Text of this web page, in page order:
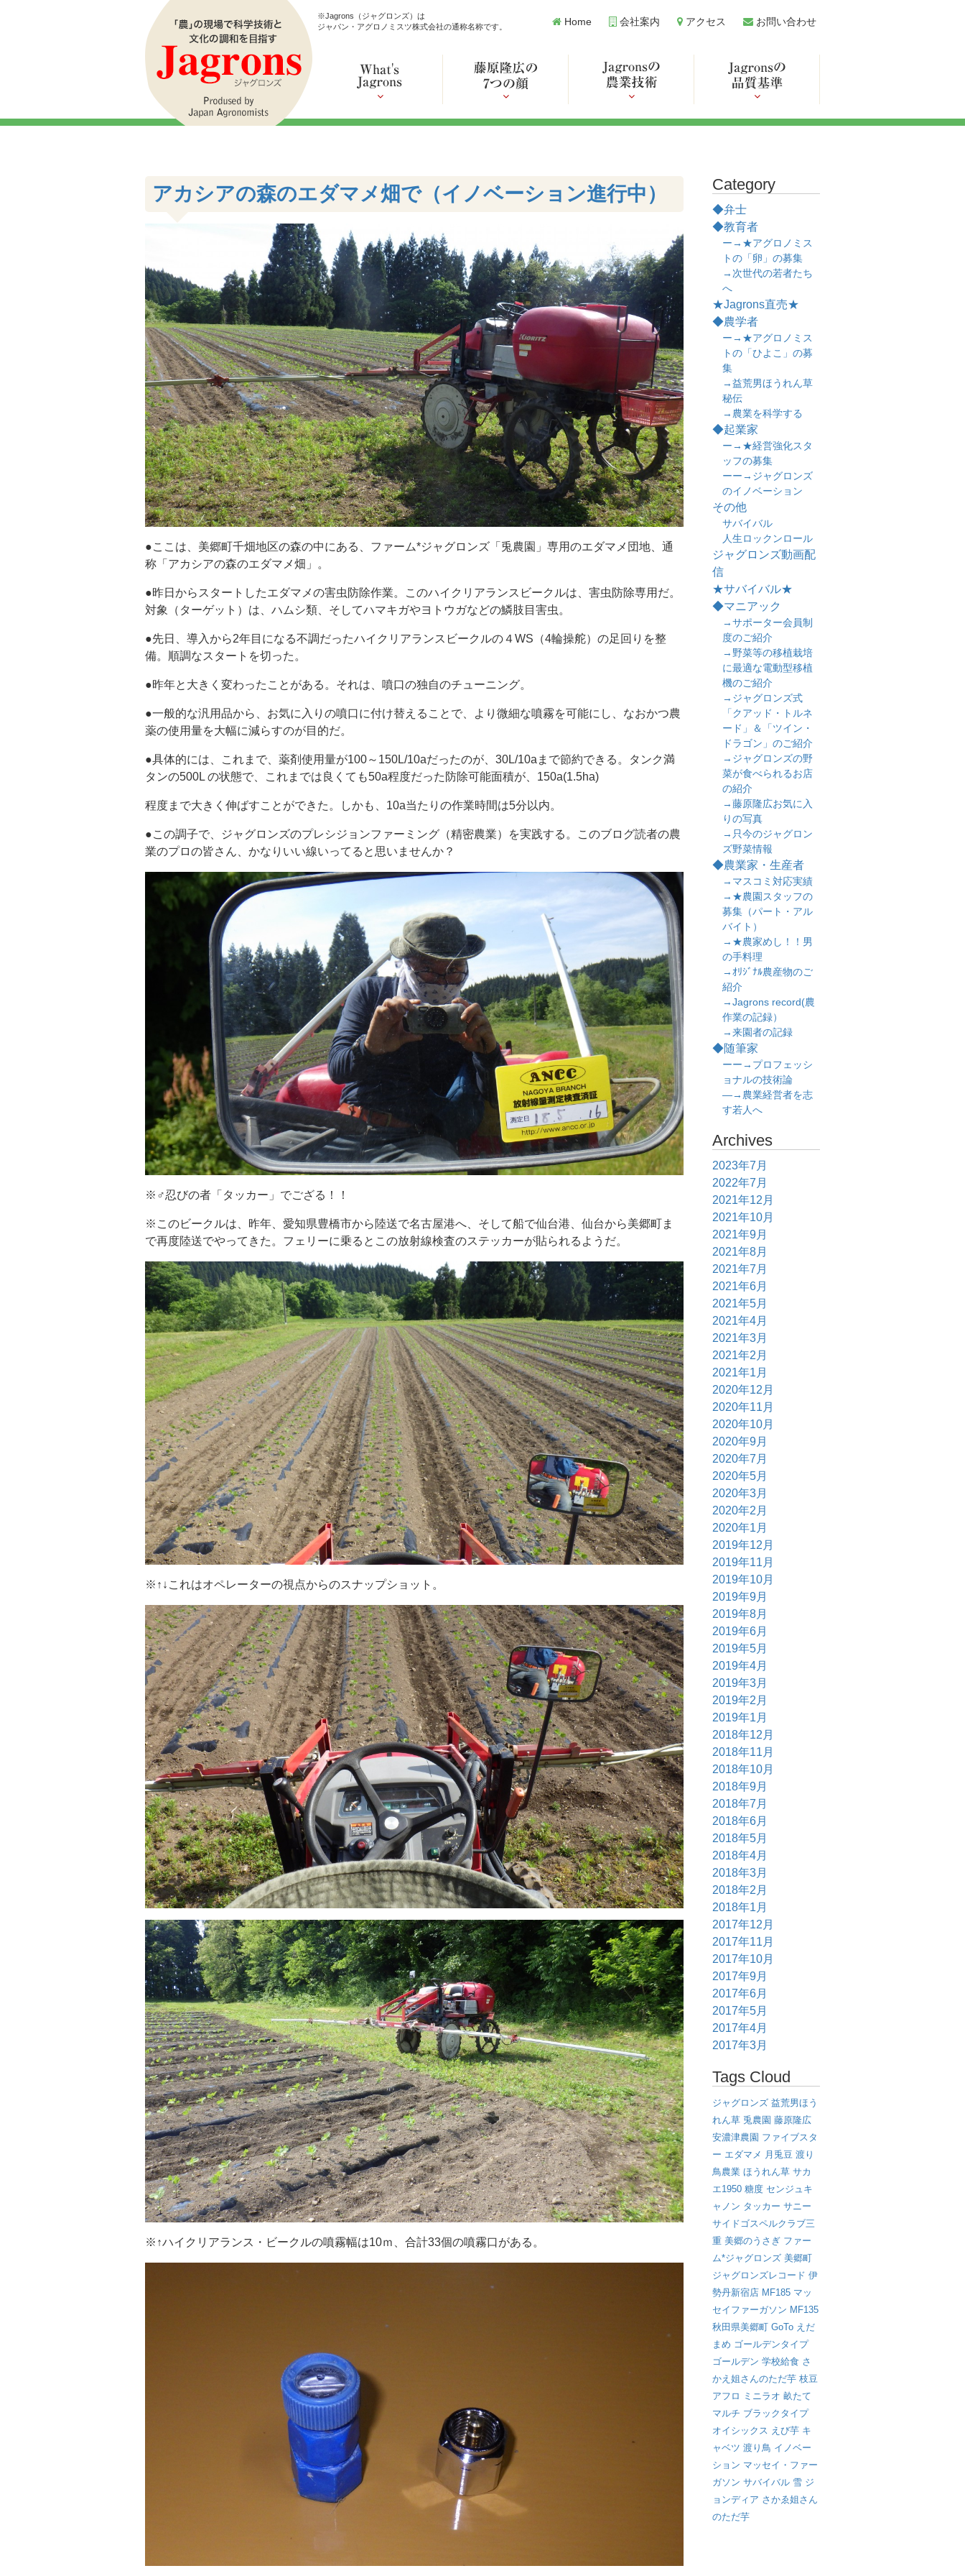
※Jagrons（ジャグロンズ）は
ジャパン・アグロノミスツ株式会社の通称名称です。
Home 会社案内 アクセス お問い合わせ
アカシアの森のエダマメ畑で（イノベーション進行中）
●ここは、美郷町千畑地区の森の中にある、ファーム*ジャグロンズ「兎農園」専用のエダマメ団地、通
称「アカシアの森のエダマメ畑」。
●昨日からスタートしたエダマメの害虫防除作業。このハイクリアランスビークルは、害虫防除専用だ。
対象（ターゲット）は、ハムシ類、そしてハマキガやヨトウガなどの鱗肢目害虫。
●先日、導入から2年目になる不調だったハイクリアランスビークルの４WS（4輪操舵）の足回りを整
備。順調なスタートを切った。
●昨年と大きく変わったことがある。それは、噴口の独自のチューニング。
●一般的な汎用品から、お気に入りの噴口に付け替えることで、より微細な噴霧を可能にし、なおかつ農
薬の使用量を大幅に減らすのが目的だ。
●具体的には、これまで、薬剤使用量が100～150L/10aだったのが、30L/10aまで節約できる。タンク満
タンの500L の状態で、これまでは良くても50a程度だった防除可能面積が、150a(1.5ha)
程度まで大きく伸ばすことができた。しかも、10a当たりの作業時間は5分以内。
●この調子で、ジャグロンズのプレシジョンファーミング（精密農業）を実践する。このブログ読者の農
業のプロの皆さん、かなりいい線いってると思いませんか？
※♂忍びの者「タッカー」でござる！！
※このビークルは、昨年、愛知県豊橋市から陸送で名古屋港へ、そして船で仙台港、仙台から美郷町ま
で再度陸送でやってきた。フェリーに乗るとこの放射線検査のステッカーが貼られるようだ。
※↑↓これはオペレーターの視点からのスナップショット。
※↑ハイクリアランス・ビークルの噴霧幅は10ｍ、合計33個の噴霧口がある。
Category
◆弁士
◆教育者
ー→★アグロノミス
トの「卵」の募集
→次世代の若者たち
へ
★Jagrons直売★
◆農学者
ー→★アグロノミス
トの「ひよこ」の募
集
→益荒男ほうれん草
秘伝
→農業を科学する
◆起業家
ー→★経営強化スタ
ッフの募集
ーー→ジャグロンズ
のイノベーション
その他
サバイバル
人生ロックンロール
ジャグロンズ動画配
信
★サバイバル★
◆マニアック
→サポーター会員制
度のご紹介
→野菜等の移植栽培
に最適な電動型移植
機のご紹介
→ジャグロンズ式
「クアッド・トルネ
ード」＆「ツイン・
ドラゴン」のご紹介
→ジャグロンズの野
菜が食べられるお店
の紹介
→藤原隆広お気に入
りの写真
→只今のジャグロン
ズ野菜情報
◆農業家・生産者
→マスコミ対応実績
→★農園スタッフの
募集（パート・アル
バイト）
→★農家めし！！男
の手料理
→ｵﾘｼﾞﾅﾙ農産物のご
紹介
→Jagrons record(農
作業の記録）
→来園者の記録
◆随筆家
ーー→プロフェッシ
ョナルの技術論
―→農業経営者を志
す若人へ
Archives
2023年7月
2022年7月
2021年12月
2021年10月
2021年9月
2021年8月
2021年7月
2021年6月
2021年5月
2021年4月
2021年3月
2021年2月
2021年1月
2020年12月
2020年11月
2020年10月
2020年9月
2020年7月
2020年5月
2020年3月
2020年2月
2020年1月
2019年12月
2019年11月
2019年10月
2019年9月
2019年8月
2019年6月
2019年5月
2019年4月
2019年3月
2019年2月
2019年1月
2018年12月
2018年11月
2018年10月
2018年9月
2018年7月
2018年6月
2018年5月
2018年4月
2018年3月
2018年2月
2018年1月
2017年12月
2017年11月
2017年10月
2017年9月
2017年6月
2017年5月
2017年4月
2017年3月
Tags Cloud
ジャグロンズ 益荒男ほう
れん草 兎農園 藤原隆広
安濃津農園 ファイブスタ
ー エダマメ 月兎豆 渡り
鳥農業 ほうれん草 サカ
エ1950 糖度 センジュキ
ャノン タッカー サニー
サイドゴスペルクラブ三
重 美郷のうさぎ ファー
ム*ジャグロンズ 美郷町
ジャグロンズレコード 伊
勢丹新宿店 MF185 マッ
セイファーガソン MF135
秋田県美郷町 GoTo えだ
まめ ゴールデンタイプ
ゴールデン 学校給食 さ
かえ姐さんのただ芋 枝豆
アフロ ミニラオ 畝たて
マルチ ブラックタイプ
オイシックス えび芋 キ
ャベツ 渡り鳥 イノベー
ション マッセイ・ファー
ガソン サバイバル 雪 ジ
ョンディア さかゑ姐さん
のただ芋